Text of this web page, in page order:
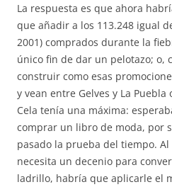
La respuesta es que ahora
que añadir a los 113.248 igual
2001) comprados durante la
único fin de dar un pelotazo; o,
construir como esas
y vean entre Gelves y La Puebla
Cela tenía una máxima:
comprar un libro de moda, por
pasado la prueba del tiempo.
necesita un decenio para
ladrillo, habría que aplicarle el